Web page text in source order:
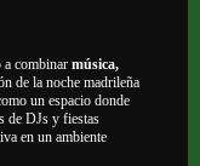
a combinar música,
de la noche madrileña
un espacio donde
de DJs y fiestas
en un ambiente